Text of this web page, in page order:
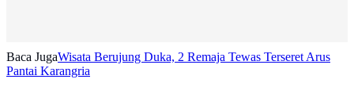
Baca JugaWisata Berujung Duka, 2 Remaja Tewas Terseret Arus
Pantai Karangria